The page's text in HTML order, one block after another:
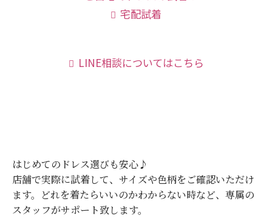
宅配試着
LINE相談についてはこちら
はじめてのドレス選びも安心♪
店舗で実際に試着して、サイズや色柄をご確認いただけ
ます。
どれを着たらいいのかわからない時など、専属の
スタッフがサポート致します。